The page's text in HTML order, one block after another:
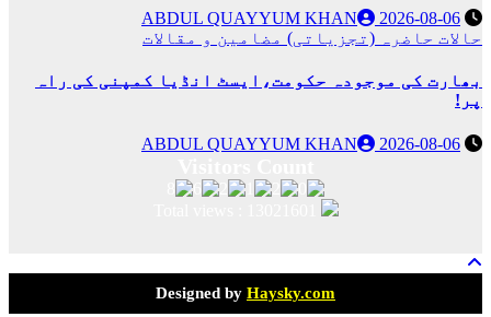
2026-08-06
ABDUL QUAYYUM KHAN
حالات حاضرہ (تجزیاتی) مضامین و مقالات
بھارت کی موجودہ حکومت،ایسٹ انڈیا کمپنی کی راہ
پر!
2026-08-06
ABDUL QUAYYUM KHAN
Designed by Haysky.com